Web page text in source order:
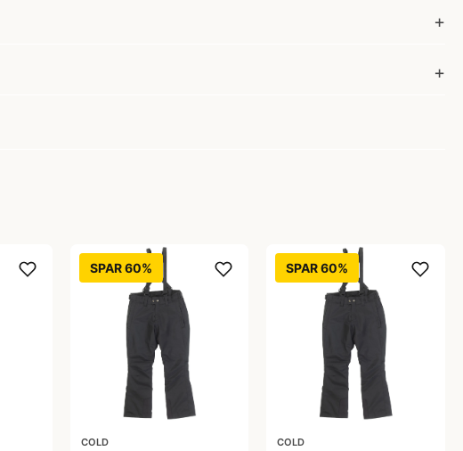
SPAR 60%
COLD
SPAR 60%
COLD